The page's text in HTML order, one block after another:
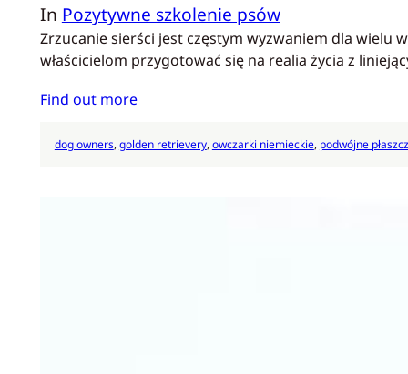
In Pozytywne szkolenie psów
Zrzucanie sierści jest częstym wyzwaniem dla wielu
właścicielom przygotować się na realia życia z
Find out more
dog owners, golden retrievery, owczarki niemieckie, podwójne